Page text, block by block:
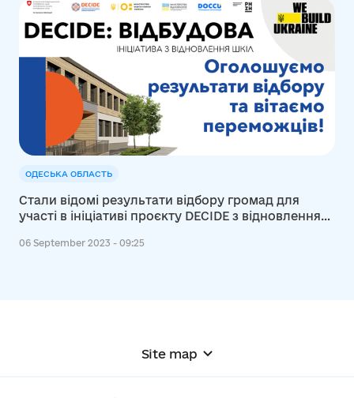
ОДЕСЬКА ОБЛАСТЬ
Стали відомі результати відбору громад для
участі в ініціативі проєкту DECIDE з відновлення
06 September 2023 - 09:25
Site map